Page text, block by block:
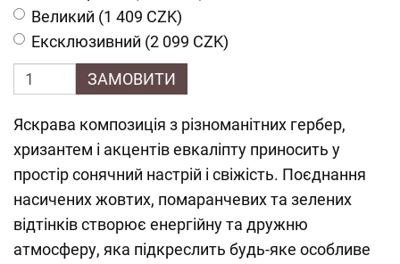
Великий (1 409 CZK)
Ексклюзивний (2 099 CZK)
ЗАМОВИТИ
Яскрава композиція з різноманітних гербер,
хризантем і акцентів евкаліпту приносить у
простір сонячний настрій і свіжість. Поєднання
насичених жовтих, помаранчевих та зелених
відтінків створює енергійну та дружню
атмосферу, яка підкреслить будь-яке особливе